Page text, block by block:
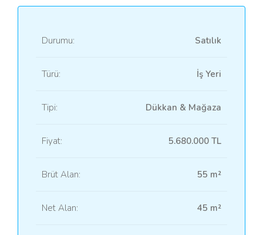
Durumu: Satılık
Türü: İş Yeri
Tipi: Dükkan & Mağaza
Fiyat: 5.680.000 TL
Brüt Alan: 55 m²
Net Alan: 45 m²